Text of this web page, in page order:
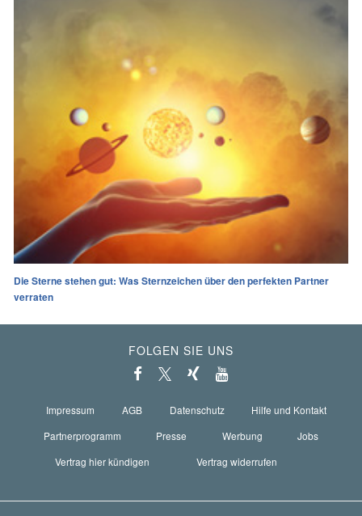
Die Sterne stehen gut: Was Sternzeichen über den perfekten Partner
verraten
FOLGEN SIE UNS
Impressum AGB Datenschutz
Hilfe und Kontakt
Partnerprogramm
Presse Werbung
Jobs
Vertrag hier kündigen
Vertrag widerrufen